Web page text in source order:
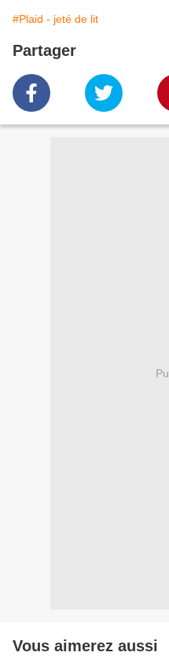
#Plaid - jeté de lit
Partager
Vous aimerez aussi